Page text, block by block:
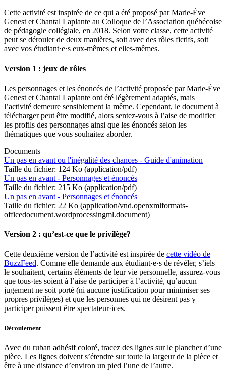
Cette activité est inspirée de ce qui a été proposé par Marie-Ève
Genest et Chantal Laplante au Colloque de l’Association québécoise
de pédagogie collégiale, en 2018. Selon votre classe, cette activité
peut se dérouler de deux manières, soit avec des rôles fictifs, soit
avec vos étudiant·e·s eux-mêmes et elles-mêmes.
Version 1 : jeux de rôles
Les personnages et les énoncés de l’activité proposée par Marie-Ève
Genest et Chantal Laplante ont été légèrement adaptés, mais
l’activité demeure sensiblement la même. Cependant, le document à
télécharger peut être modifié, alors sentez-vous à l’aise de modifier
les profils des personnages ainsi que les énoncés selon les
thématiques que vous souhaitez aborder.
Documents
Un pas en avant ou l'inégalité des chances - Guide d'animation
Taille du fichier: 124 Ko (application/pdf)
Un pas en avant - Personnages et énoncés
Taille du fichier: 215 Ko (application/pdf)
Un pas en avant - Personnages et énoncés
Taille du fichier: 22 Ko (application/vnd.openxmlformats-
officedocument.wordprocessingml.document)
Version 2 : qu’est-ce que le privilège?
Cette deuxième version de l’activité est inspirée de cette vidéo de
BuzzFeed. Comme elle demande aux étudiant·e·s de révéler, s’iels
le souhaitent, certains éléments de leur vie personnelle, assurez-vous
que tous·tes soient à l’aise de participer à l’activité, qu’aucun
jugement ne soit porté (ni aucune justification pour minimiser ses
propres privilèges) et que les personnes qui ne désirent pas y
participer puissent être spectateur·ices.
Déroulement
Avec du ruban adhésif coloré, tracez des lignes sur le plancher d’une
pièce. Les lignes doivent s’étendre sur toute la largeur de la pièce et
être à une distance d’environ un pied l’une de l’autre.